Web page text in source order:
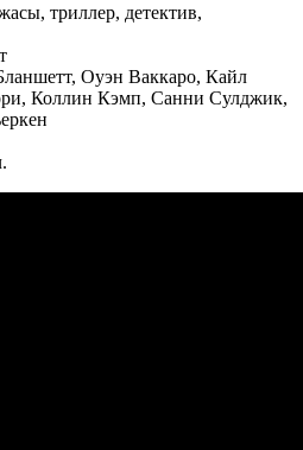
триллер, детектив,
Оуэн Ваккаро, Кайл
Коллин Кэмп, Санни Сулджик,